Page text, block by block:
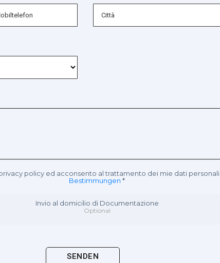
policy ed acconsento al trattamento dei mie dati personali
Bestimmungen *
Invio al domicilio di Documentazione
Optional
SENDEN